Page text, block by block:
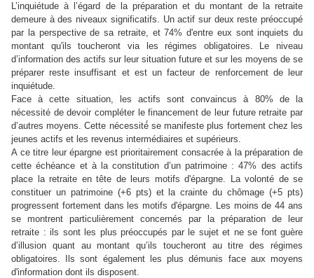
L’inquiétude à l’égard de la préparation et du montant de la retraite
demeure à des niveaux significatifs. Un actif sur deux reste préoccupé
par la perspective de sa retraite, et 74% d'entre eux sont inquiets du
montant qu'ils toucheront via les régimes obligatoires. Le niveau
d’information des actifs sur leur situation future et sur les moyens de se
préparer reste insuffisant et est un facteur de renforcement de leur
inquiétude.
Face à cette situation, les actifs sont convaincus à 80% de la
nécessité de devoir compléter le financement de leur future retraite par
d’autres moyens. Cette nécessité́ se manifeste plus fortement chez les
jeunes actifs et les revenus intermédiaires et supérieurs.
A ce titre leur épargne est prioritairement consacrée à la préparation de
cette échéance et à la constitution d’un patrimoine : 47% des actifs
place la retraite en tête de leurs motifs d'épargne. La volonté de se
constituer un patrimoine (+6 pts) et la crainte du chômage (+5 pts)
progressent fortement dans les motifs d'épargne. Les moins de 44 ans
se montrent particulièrement concernés par la préparation de leur
retraite : ils sont les plus préoccupés par le sujet et ne se font guère
d’illusion quant au montant qu’ils toucheront au titre des régimes
obligatoires. Ils sont également les plus démunis face aux moyens
d'information dont ils disposent.